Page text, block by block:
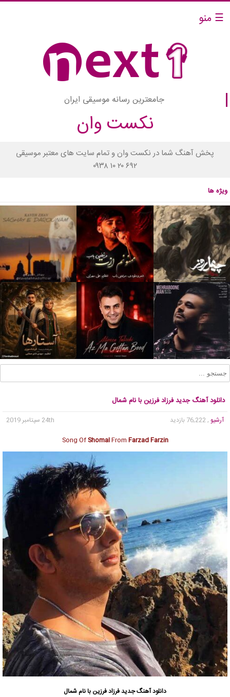
☰ منو
جامعترین رسانه موسیقی ایران
نکست وان
پخش آهنگ شما در نکست وان و تمام سایت های معتبر موسیقی
۰۹۳۸ ۱۰ ۲۰ ۶۹۲
ویژه ها
دانلود آهنگ جدید فرزاد فرزین با نام شمال
آرشیو , 76,222 بازدید
24th سپتامبر 2019
Song Of ShomalFrom Farzad Farzin
دانلود آهنگ جدیدفرزاد فرزین با نام شمال